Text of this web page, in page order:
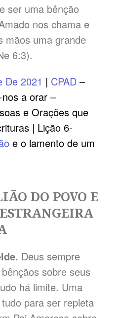
ser uma bênção
nos chama e
mãos uma grande
6:3).
De 2021 | CPAD –
a orar –
e Orações que
| Lição 6-
e o lamento de um
DO POVO E
Deus sempre
sobre seus
há limite. Uma
para ser repleta